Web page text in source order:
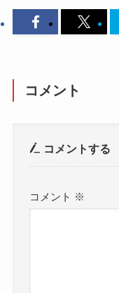
コメント
コメントする
コメント ※